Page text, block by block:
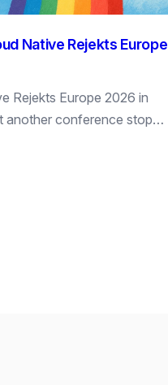
Native Rejekts Europe
Rejekts Europe 2026 in
another conference stop…